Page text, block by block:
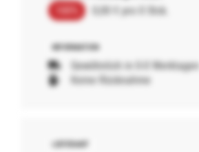
0,00 € pro 0 Stck.
Gewöhnlich in 0-0 Werktagen
Keine Rücknahme